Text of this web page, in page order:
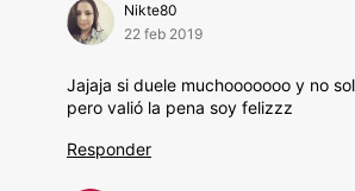
Nikte80
22 feb 2019
Jajaja si duele muchooooooo y no
pero valió la pena soy felizzz
Responder